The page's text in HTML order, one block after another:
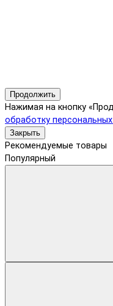
Продолжить
Нажимая на кнопку
обработку
Закрыть
Рекомендуемые товары
Популярный